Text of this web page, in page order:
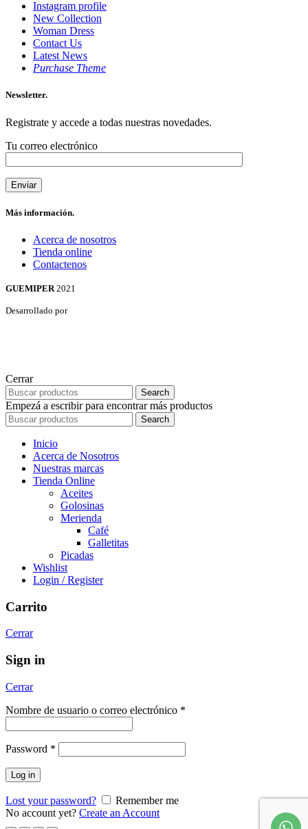
Instagram profile
New Collection
Woman Dress
Contact Us
Latest News
Purchase Theme
Newsletter.
Registrate y accede a todas nuestras novedades.
Tu correo electrónico
Más información.
Acerca de nosotros
Tienda online
Contactenos
GUEMIPER 2021
Desarrollado por
Cerrar
Search
Empezá a escribir para encontrar más productos
Search
Inicio
Acerca de Nosotros
Nuestras marcas
Tienda Online
Aceites
Golosinas
Merienda
Café
Galletitas
Picadas
Wishlist
Login / Register
Carrito
Cerrar
Sign in
Cerrar
Nombre de usuario o correo electrónico *
Password *
Log in
Lost your password?
Remember me
No account yet? Create an Account